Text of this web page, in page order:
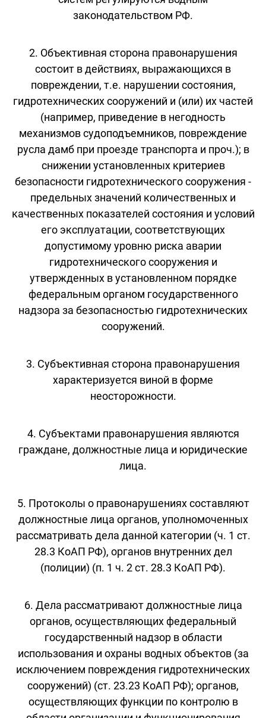
законодательством РФ.
2. Объективная сторона правонарушения
состоит в действиях, выражающихся в
повреждении, т.е. нарушении состояния,
гидротехнических сооружений и (или) их частей
(например, приведение в негодность
механизмов судоподъемников, повреждение
русла дамб при проезде транспорта и проч.); в
снижении установленных критериев
безопасности гидротехнического сооружения -
предельных значений количественных и
качественных показателей состояния и условий
его эксплуатации, соответствующих
допустимому уровню риска аварии
гидротехнического сооружения и
утвержденных в установленном порядке
федеральным органом государственного
надзора за безопасностью гидротехнических
сооружений.
3. Субъективная сторона правонарушения
характеризуется виной в форме
неосторожности.
4. Субъектами правонарушения являются
граждане, должностные лица и юридические
лица.
5. Протоколы о правонарушениях составляют
должностные лица органов, уполномоченных
рассматривать дела данной категории (ч. 1 ст.
28.3 КоАП РФ), органов внутренних дел
(полиции) (п. 1 ч. 2 ст. 28.3 КоАП РФ).
6. Дела рассматривают должностные лица
органов, осуществляющих федеральный
государственный надзор в области
использования и охраны водных объектов (за
исключением повреждения гидротехнических
сооружений) (ст. 23.23 КоАП РФ); органов,
осуществляющих функции по контролю в